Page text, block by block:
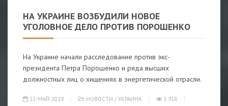
НА УКРАИНЕ ВОЗБУДИЛИ НОВОЕ
УГОЛОВНОЕ ДЕЛО ПРОТИВ ПОРОШЕНКО
На Украине начали расследование против экс-
президента Петра Порошенко и ряда высших
должностных лиц о хищениях в энергетической отрасли.
22-МАЙ-2019 НОВОСТИ / УКРАИНА
1 918